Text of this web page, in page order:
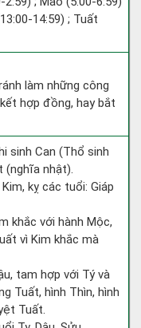
14:59) ; Tuất
làm những công
hợp đồng, hay bắt
sinh Can (Thổ sinh
(nghĩa nhật).
kỵ các tuổi: Giáp
khắc với hành Mộc,
vì Kim khắc mà
tam hợp với Tý và
Tuất, hình Thìn, hình
Tuất.